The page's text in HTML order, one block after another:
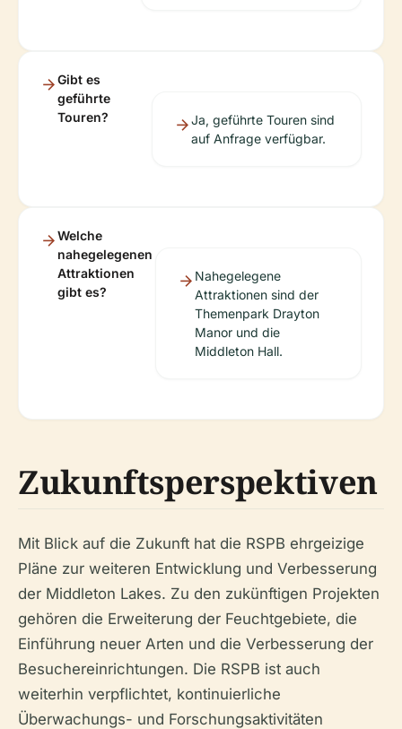
Gibt es
geführte
Touren?
Ja, geführte Touren sind
auf Anfrage verfügbar.
Welche
nahegelegenen
Attraktionen
gibt es?
Nahegelegene
Attraktionen sind der
Themenpark Drayton
Manor und die
Middleton Hall.
Zukunftsperspektiven
Mit Blick auf die Zukunft hat die RSPB ehrgeizige
Pläne zur weiteren Entwicklung und Verbesserung
der Middleton Lakes. Zu den zukünftigen Projekten
gehören die Erweiterung der Feuchtgebiete, die
Einführung neuer Arten und die Verbesserung der
Besuchereinrichtungen. Die RSPB ist auch
weiterhin verpflichtet, kontinuierliche
Überwachungs- und Forschungsaktivitäten